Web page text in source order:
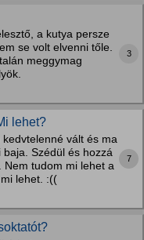
a kutya persze
se volt elvenni tőle.
meggymag
3
lehet?
vált és ma
Szédül és hozzá
Nem tudom mi lehet a
lehet. :((
7